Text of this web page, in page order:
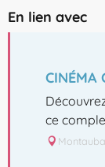
En lien avec
CINÉMA
ce